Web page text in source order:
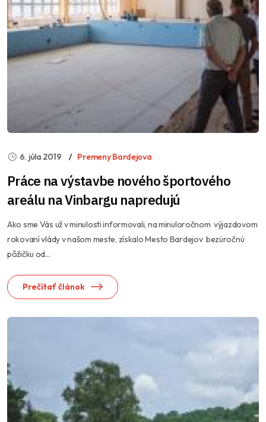
6. júla 2019 Premeny Bardejova
Práce na výstavbe nového športového
areálu na Vinbargu napredujú
Ako sme Vás už v minulosti informovali, na minuloročnom výjazdovom
rokovaní vlády v našom meste, získalo Mesto Bardejov bezúročnú
pôžičku od...
Prečítať článok